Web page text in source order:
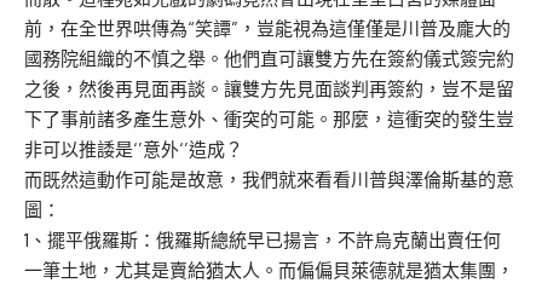
前，在全世界哄傳為“笑譚”，豈能視為這僅僅是川普及龐大的
國務院組織的不慎之舉。他們直可讓雙方先在簽約儀式簽完約
之後，然後再見面再談。讓雙方先見面談判再簽約，豈不是留
下了事前諸多產生意外、衝突的可能。那麼，這衝突的發生豈
非可以推諉是‘’意外‘’造成？
而既然這動作可能是故意，我們就來看看川普與澤倫斯基的意
圖：
1、擺平俄羅斯：俄羅斯總統早已揚言，不許烏克蘭出賣任何
一筆土地，尤其是賣給猶太人。而偏偏貝萊德就是猶太集團，